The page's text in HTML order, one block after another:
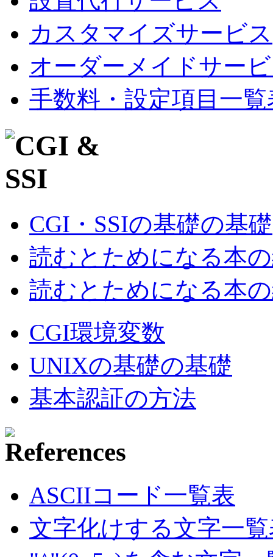
カスタマイズサービス
オーダーメイドサー
手数料・設定項目一覧
CGI・SSIの基礎の基礎
読むとためになる本
読むとためになる本
CGI環境変数
UNIXの基礎の基礎
基本認証の方法
ASCIIコード一覧表
文字化けする文字一